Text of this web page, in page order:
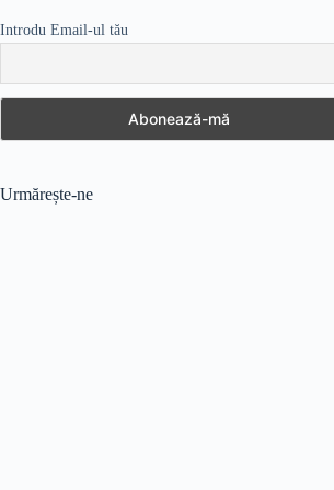
Introdu Email-ul tău
Urmărește-ne